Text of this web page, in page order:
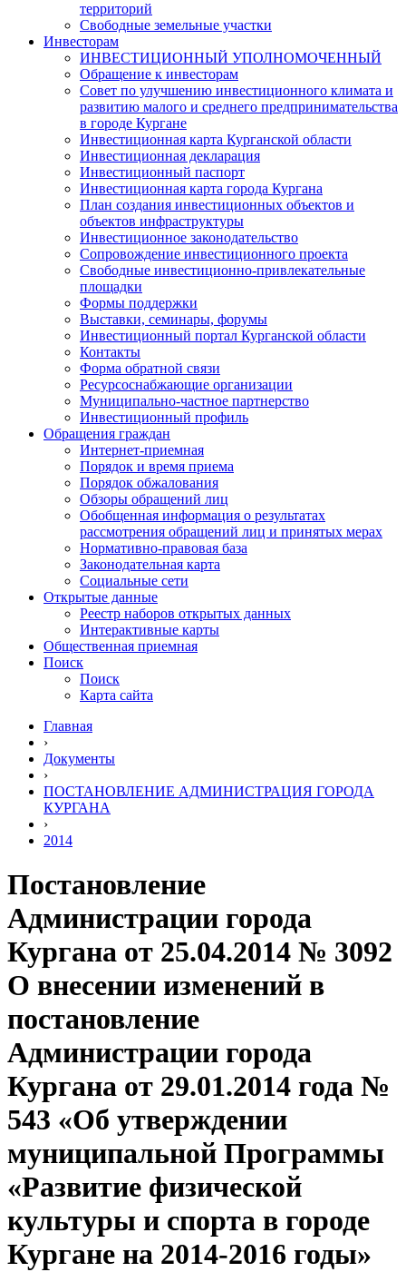
территорий
Свободные земельные участки
Инвесторам
ИНВЕСТИЦИОННЫЙ УПОЛНОМОЧЕННЫЙ
Обращение к инвесторам
Совет по улучшению инвестиционного климата и
развитию малого и среднего предпринимательства
в городе Кургане
Инвестиционная карта Курганской области
Инвестиционная декларация
Инвестиционный паспорт
Инвестиционная карта города Кургана
План создания инвестиционных объектов и
объектов инфраструктуры
Инвестиционное законодательство
Сопровождение инвестиционного проекта
Свободные инвестиционно-привлекательные
площадки
Формы поддержки
Выставки, семинары, форумы
Инвестиционный портал Курганской области
Контакты
Форма обратной связи
Ресурсоснабжающие организации
Муниципально-частное партнерство
Инвестиционный профиль
Обращения граждан
Интернет-приемная
Порядок и время приема
Порядок обжалования
Обзоры обращений лиц
Обобщенная информация о результатах
рассмотрения обращений лиц и принятых мерах
Нормативно-правовая база
Законодательная карта
Социальные сети
Открытые данные
Реестр наборов открытых данных
Интерактивные карты
Общественная приемная
Поиск
Поиск
Карта сайта
Главная
›
Документы
›
ПОСТАНОВЛЕНИЕ АДМИНИСТРАЦИЯ ГОРОДА
КУРГАНА
›
2014
Постановление
Администрации города
Кургана от 25.04.2014 № 3092
О внесении изменений в
постановление
Администрации города
Кургана от 29.01.2014 года №
543 «Об утверждении
муниципальной Программы
«Развитие физической
культуры и спорта в городе
Кургане на 2014-2016 годы»